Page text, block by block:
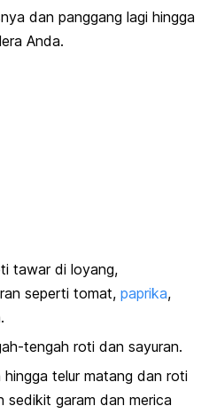
dan panggang lagi hingga
Anda.
tawar di loyang,
seperti tomat, paprika,
tengah roti dan sayuran.
telur matang dan roti
sedikit garam dan merica